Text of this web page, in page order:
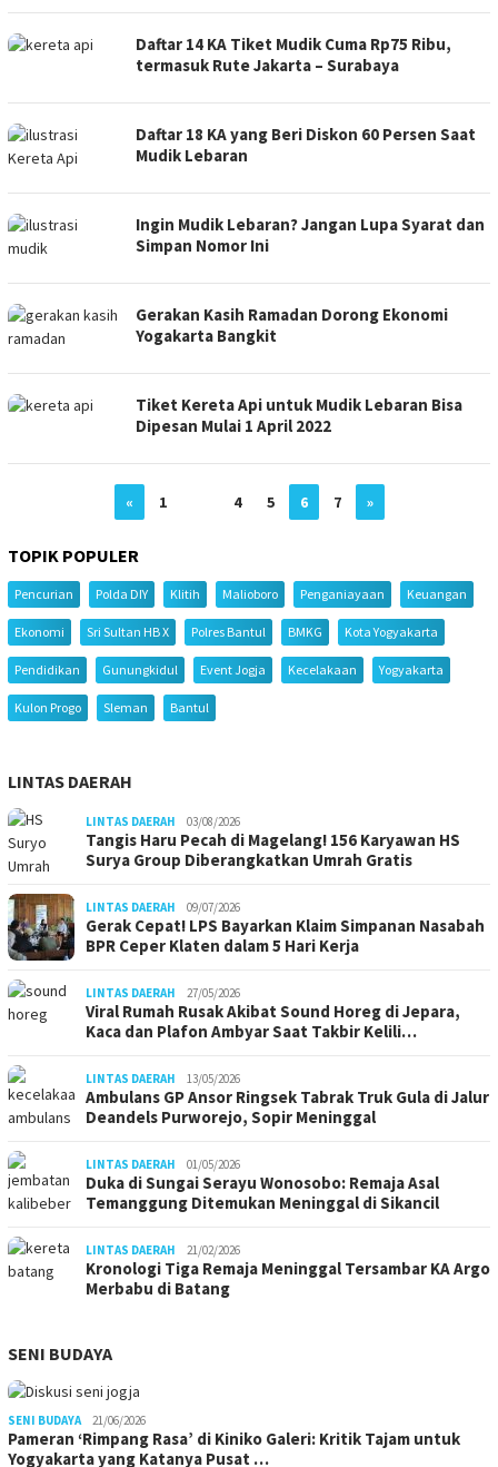
Daftar 14 KA Tiket Mudik Cuma Rp75 Ribu,
termasuk Rute Jakarta – Surabaya
Daftar 18 KA yang Beri Diskon 60 Persen Saat
Mudik Lebaran
Ingin Mudik Lebaran? Jangan Lupa Syarat dan
Simpan Nomor Ini
Gerakan Kasih Ramadan Dorong Ekonomi
Yogakarta Bangkit
Tiket Kereta Api untuk Mudik Lebaran Bisa
Dipesan Mulai 1 April 2022
« 1 4 5 6 7 »
TOPIK POPULER
Pencurian Polda DIY Klitih Malioboro Penganiayaan Keuangan
Ekonomi Sri Sultan HB X Polres Bantul BMKG Kota Yogyakarta
Pendidikan Gunungkidul Event Jogja Kecelakaan Yogyakarta
Kulon Progo Sleman Bantul
LINTAS DAERAH
LINTAS DAERAH 03/08/2026
Tangis Haru Pecah di Magelang! 156 Karyawan HS
Surya Group Diberangkatkan Umrah Gratis
LINTAS DAERAH 09/07/2026
Gerak Cepat! LPS Bayarkan Klaim Simpanan Nasabah
BPR Ceper Klaten dalam 5 Hari Kerja
LINTAS DAERAH 27/05/2026
Viral Rumah Rusak Akibat Sound Horeg di Jepara,
Kaca dan Plafon Ambyar Saat Takbir Kelili…
LINTAS DAERAH 13/05/2026
Ambulans GP Ansor Ringsek Tabrak Truk Gula di Jalur
Deandels Purworejo, Sopir Meninggal
LINTAS DAERAH 01/05/2026
Duka di Sungai Serayu Wonosobo: Remaja Asal
Temanggung Ditemukan Meninggal di Sikancil
LINTAS DAERAH 21/02/2026
Kronologi Tiga Remaja Meninggal Tersambar KA Argo
Merbabu di Batang
SENI BUDAYA
SENI BUDAYA 21/06/2026
Pameran ‘Rimpang Rasa’ di Kiniko Galeri: Kritik Tajam untuk
Yogyakarta yang Katanya Pusat …